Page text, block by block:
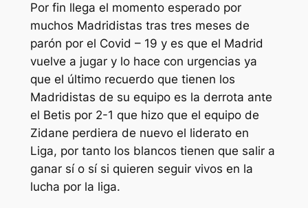
Por fin llega el momento esperado por
muchos Madridistas tras tres meses de
parón por el Covid – 19 y es que el Madrid
vuelve a jugar y lo hace con urgencias ya
que el último recuerdo que tienen los
Madridistas de su equipo es la derrota ante
el Betis por 2-1 que hizo que el equipo de
Zidane perdiera de nuevo el liderato en
Liga, por tanto los blancos tienen que salir a
ganar sí o sí si quieren seguir vivos en la
lucha por la liga.